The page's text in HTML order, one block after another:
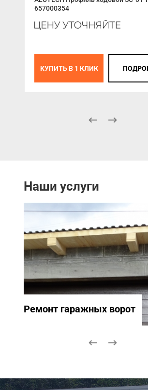
657000354
КУПИТЬ В 1 КЛИК
Наши услуги
Ремонт гаражных ворот